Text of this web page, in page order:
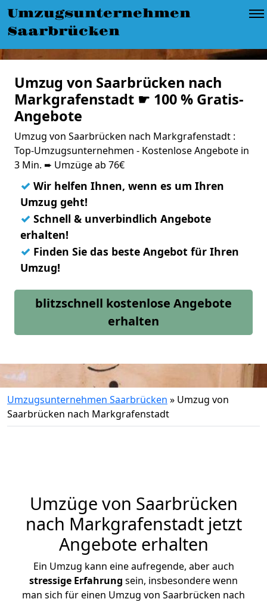
Umzugsunternehmen
Saarbrücken
Umzug von Saarbrücken nach
Markgrafenstadt ☛ 100 % Gratis-
Angebote
Umzug von Saarbrücken nach Markgrafenstadt :
Top-Umzugsunternehmen - Kostenlose Angebote in
3 Min. ➨ Umzüge ab 76€
✓ Wir helfen Ihnen, wenn es um Ihren
Umzug geht!
✓ Schnell & unverbindlich Angebote
erhalten!
✓ Finden Sie das beste Angebot für Ihren
Umzug!
blitzschnell kostenlose Angebote
erhalten
Umzugsunternehmen Saarbrücken » Umzug von
Saarbrücken nach Markgrafenstadt
Umzüge von Saarbrücken
nach Markgrafenstadt jetzt
Angebote erhalten
Ein Umzug kann eine aufregende, aber auch
stressige Erfahrung sein, insbesondere wenn
man sich für einen Umzug von Saarbrücken nach